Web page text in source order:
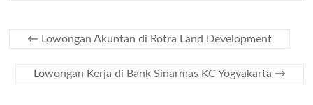
← Lowongan Akuntan di Rotra Land Development
Lowongan Kerja di Bank Sinarmas KC Yogyakarta →